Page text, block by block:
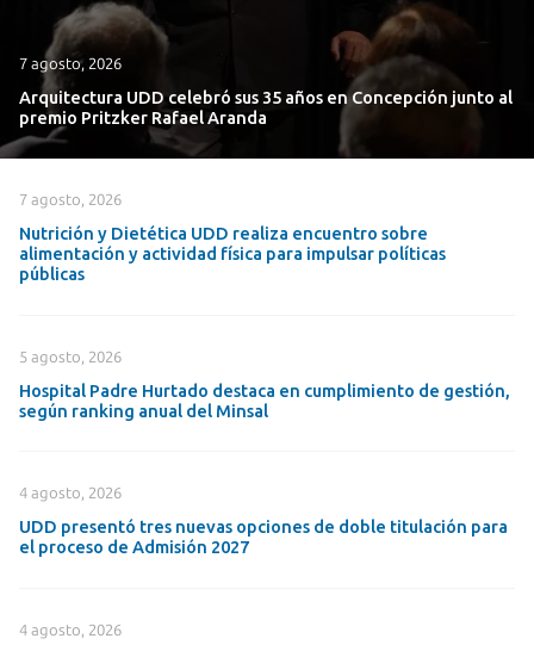
7 agosto, 2026
Arquitectura UDD celebró sus 35 años en Concepción junto al
premio Pritzker Rafael Aranda
7 agosto, 2026
Nutrición y Dietética UDD realiza encuentro sobre
alimentación y actividad física para impulsar políticas
públicas
5 agosto, 2026
Hospital Padre Hurtado destaca en cumplimiento de gestión,
según ranking anual del Minsal
4 agosto, 2026
UDD presentó tres nuevas opciones de doble titulación para
el proceso de Admisión 2027
4 agosto, 2026